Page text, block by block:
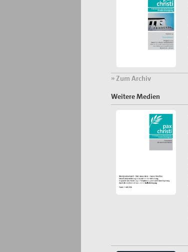
» Zum Archiv
Weitere Medien